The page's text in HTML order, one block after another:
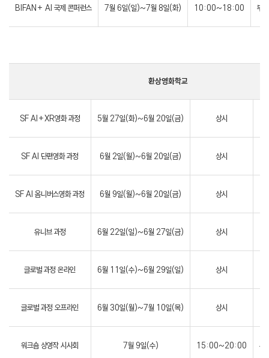
BIFAN+ AI 국제 콘퍼런스 7월 6일(일)~7월 8일(화) 10:00~18:00 부
환상영화학교
SF AI+XR영화 과정 5월 27일(화)~6월 20일(금) 상시
SF AI 단편영화 과정 6월 2일(월)~6월 20일(금) 상시
SF AI 옴니버스영화 과정 6월 9일(월)~6월 20일(금) 상시
유니브 과정 6월 22일(일)~6월 27일(금) 상시
글로벌 과정 온라인 6월 11일(수)~6월 29일(일) 상시
글로벌 과정 오프라인 6월 30일(월)~7월 10일(목) 상시
워크숍 상영작 시사회 7월 9일(수) 15:00~20:00 부